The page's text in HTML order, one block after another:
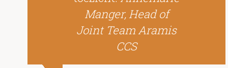
Manger, Head of
Joint Team Aramis
CCS